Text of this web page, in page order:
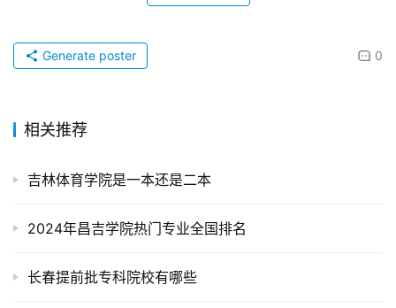
0
Generate poster
相关推荐
吉林体育学院是一本还是二本
2024年昌吉学院热门专业全国排名
长春提前批专科院校有哪些